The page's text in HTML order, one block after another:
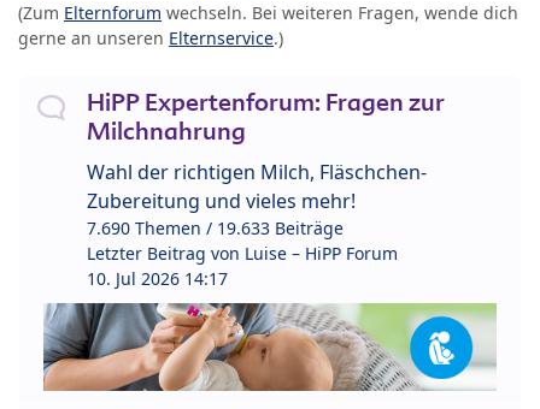
(Zum Elternforum wechseln. Bei weiteren Fragen, wende dich
gerne an unseren Elternservice.)
HiPP Expertenforum: Fragen zur
Milchnahrung
Wahl der richtigen Milch, Fläschchen-
Zubereitung und vieles mehr!
7.690 Themen / 19.633 Beiträge
Letzter Beitrag von Luise – HiPP Forum
10. Jul 2026 14:17